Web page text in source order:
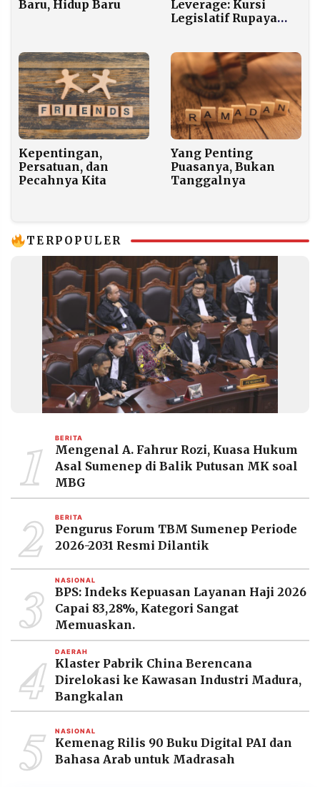
Baru, Hidup Baru
Leverage: Kursi
Legislatif Rupaya
Kepentingan,
Persatuan, dan
Pecahnya Kita
Yang Penting
Puasanya, Bukan
Tanggalnya
TERPOPULER
1 BERITA
Mengenal A. Fahrur Rozi, Kuasa Hukum
Asal Sumenep di Balik Putusan MK soal
MBG
2 BERITA
Pengurus Forum TBM Sumenep Periode
2026-2031 Resmi Dilantik
3 NASIONAL
BPS: Indeks Kepuasan Layanan Haji 2026
Capai 83,28%, Kategori Sangat
Memuaskan.
4 DAERAH
Klaster Pabrik China Berencana
Direlokasi ke Kawasan Industri Madura,
Bangkalan
5 NASIONAL
Kemenag Rilis 90 Buku Digital PAI dan
Bahasa Arab untuk Madrasah